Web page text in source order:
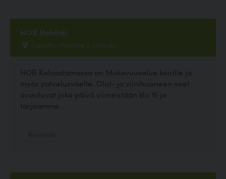
HOB Helsinki
Capellan Puistotie 2, Helsinki
HOB Kalasatamassa on Mukavuusalue koirille ja
myös palvelusväelle. Olut- ja viinihuoneen ovet
avautuvat joka päivä viimeistään klo 15 ja
tarjoamme...